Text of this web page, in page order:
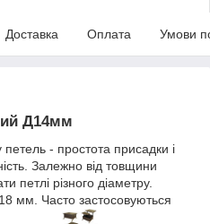
Доставка Оплата Умови
Д14мм
- простота присадки і
Залежно від товщини
петлі різного діаметру.
мм. Часто застосовуються